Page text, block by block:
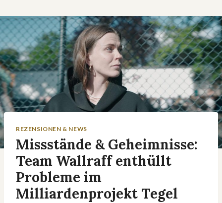
REZENSIONEN & NEWS
Missstände & Geheimnisse:
Team Wallraff enthüllt
Probleme im
Milliardenprojekt Tegel